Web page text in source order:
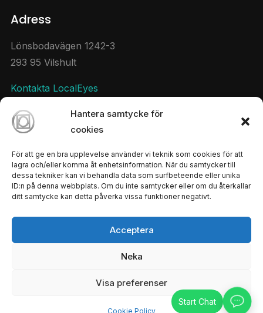
Hantera samtycke för
cookies
För att ge en bra upplevelse använder vi teknik som cookies för att
lagra och/eller komma åt enhetsinformation. När du samtycker till
dessa tekniker kan vi behandla data som surfbeteende eller unika
ID:n på denna webbplats. Om du inte samtycker eller om du återkallar
ditt samtycke kan detta påverka vissa funktioner negativt.
Acceptera
Neka
Visa preferenser
Cookie Policy
Adress
Lönsbodavägen 1242-3
293 95 Vilshult
Kontakta LocalEyes
Sociala Medier
Håll kontakten med LocalEyes
twitterinstagram
Copyright © 2026 — LocalEyes All Rights Reserved